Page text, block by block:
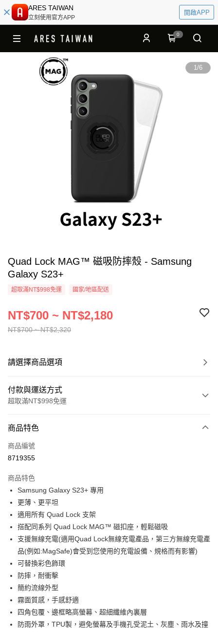
ARES TAIWAN
立刻使用官方APP
開啟APP
0
1/6
Quad Lock MAG™ 磁吸防摔殼 - Samsung
Galaxy S23+
超取滿NT$998免運 國家/地區配送
NT$700 ~ NT$2,320
NT$700 ~ NT$2,180
請選擇商品選項
付款與運送方式
超取滿NT$998免運
信用卡一次付款
超商取貨付款
Apple Pay
街口支付
悠遊付
Google Pay
全盈+PAY
大哥付你分期
相關說明
【大哥付你分期使用說明】
1.本服務由台灣大哥大提供，台灣大哥大用戶可立即使用無須另外申請。
流程，驗證手機門號後，選擇欲分期的期數、繳款截止日，確認付款後即完
AFTEE先享後付
相關說明
商品特色
商品編號
8719355
商品特色
Samsung Galaxy S23+ 專用
更薄、更平坦
適用所有 Quad Lock 支架
搭配同系列 Quad Lock MAG™ 磁扣座，輕鬆磁吸
支援無線充電(適用Quad Lock無線充電產品，第三方無線充電產
品(例如:MagSafe)會受到您使用的充電設備、規格而有影響)
可替換彩色飾環
防摔，耐衝擊
簡約流線外型
霧面質感，手感舒適
四角包覆、邊框略高螢幕、超細纖維內裏層
防雨外罩，TPU製，避免螢幕及手機孔受泥土、灰塵、雨水及撞